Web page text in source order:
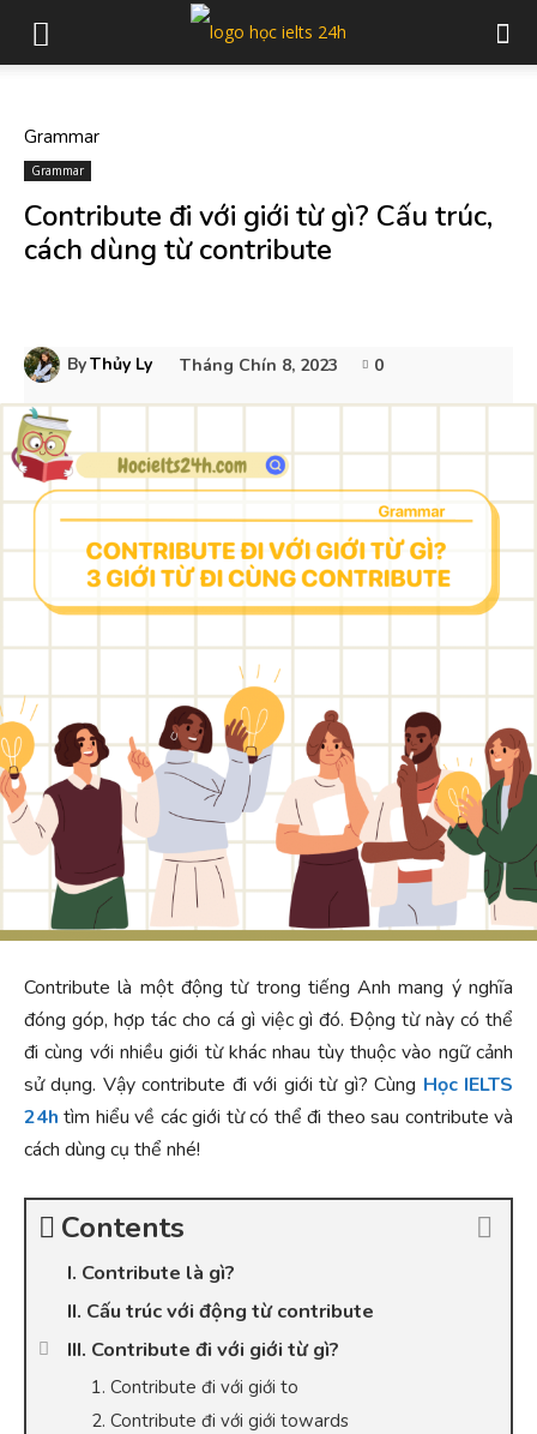
Grammar
Grammar
Contribute đi với giới từ gì? Cấu trúc,
cách dùng từ contribute
ByThủy Ly Tháng Chín 8, 2023 0
Contribute là một động từ trong tiếng Anh mang ý nghĩa
đóng góp, hợp tác cho cá gì việc gì đó. Động từ này có thể
đi cùng với nhiều giới từ khác nhau tùy thuộc vào ngữ cảnh
sử dụng. Vậy contribute đi với giới từ gì? Cùng Học IELTS
24h tìm hiểu về các giới từ có thể đi theo sau contribute và
cách dùng cụ thể nhé!
Contents
I. Contribute là gì?
II. Cấu trúc với động từ contribute
III. Contribute đi với giới từ gì?
1. Contribute đi với giới to
2. Contribute đi với giới towards